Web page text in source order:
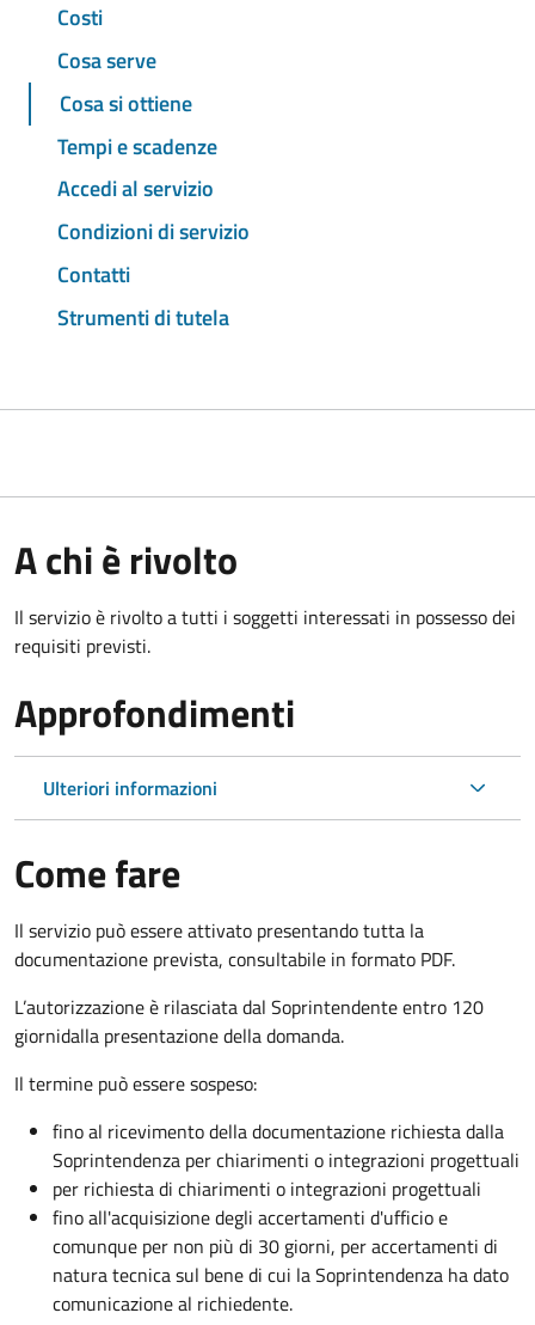
Costi
Cosa serve
Cosa si ottiene
Tempi e scadenze
Accedi al servizio
Condizioni di servizio
Contatti
Strumenti di tutela
A chi è rivolto
Il servizio è rivolto a tutti i soggetti interessati in possesso dei
requisiti previsti.
Approfondimenti
Ulteriori informazioni
Come fare
Il servizio può essere attivato presentando tutta la
documentazione prevista, consultabile in formato PDF.
L’autorizzazione è rilasciata dal Soprintendente entro 120
giornidalla presentazione della domanda.
Il termine può essere sospeso:
fino al ricevimento della documentazione richiesta dalla
Soprintendenza per chiarimenti o integrazioni progettuali
per richiesta di chiarimenti o integrazioni progettuali
fino all'acquisizione degli accertamenti d'ufficio e
comunque per non più di 30 giorni, per accertamenti di
natura tecnica sul bene di cui la Soprintendenza ha dato
comunicazione al richiedente.